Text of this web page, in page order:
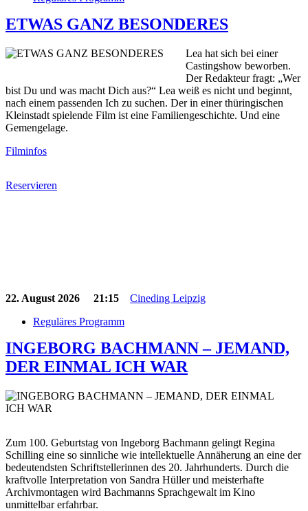
ETWAS GANZ BESONDERES
Lea hat sich bei einer
Castingshow beworben.
Der Redakteur fragt: „Wer
bist Du und was macht Dich aus?“ Lea weiß es nicht und beginnt,
nach einem passenden Ich zu suchen. Der in einer thüringischen
Kleinstadt spielende Film ist eine Familiengeschichte. Und eine
Gemengelage.
Filminfos
Reservieren
22. August 2026 21:15
Cineding Leipzig
Reguläres Programm
INGEBORG BACHMANN – JEMAND,
DER EINMAL ICH WAR
Zum 100. Geburtstag von Ingeborg Bachmann gelingt Regina
Schilling eine so sinnliche wie intellektuelle Annäherung an eine der
bedeutendsten Schriftstellerinnen des 20. Jahrhunderts. Durch die
kraftvolle Interpretation von Sandra Hüller und meisterhafte
Archivmontagen wird Bachmanns Sprachgewalt im Kino
unmittelbar erfahrbar.